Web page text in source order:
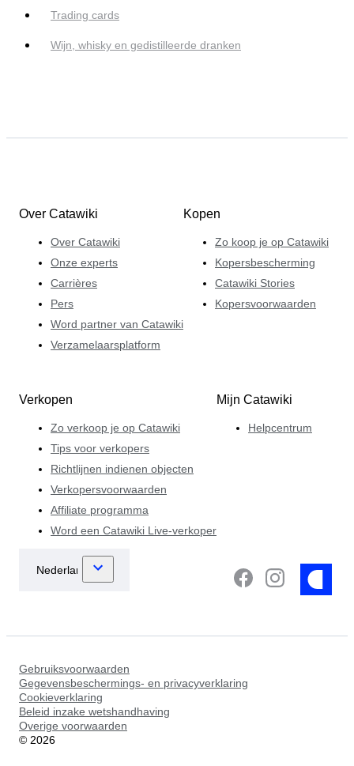
Trading cards
Wijn, whisky en gedistilleerde dranken
Over Catawiki
Over Catawiki
Onze experts
Carrières
Pers
Word partner van Catawiki
Verzamelaarsplatform
Kopen
Zo koop je op Catawiki
Kopersbescherming
Catawiki Stories
Kopersvoorwaarden
Verkopen
Zo verkoop je op Catawiki
Tips voor verkopers
Richtlijnen indienen objecten
Verkopersvoorwaarden
Affiliate programma
Word een Catawiki Live-verkoper
Mijn Catawiki
Helpcentrum
Gebruiksvoorwaarden
Gegevensbeschermings- en privacyverklaring
Cookieverklaring
Beleid inzake wetshandhaving
Overige voorwaarden
© 2026